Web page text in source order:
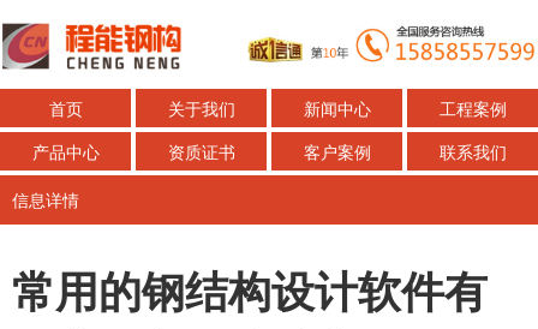
首页 关于我们 新闻中心
工程案例
产品中心
资质证书 客户案例
联系我们
信息详情
常用的钢结构设计软件有